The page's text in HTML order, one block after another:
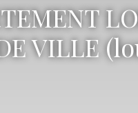
VILLE